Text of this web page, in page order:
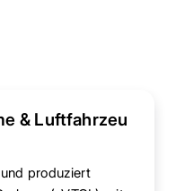
& Luftfahrzeu
produziert